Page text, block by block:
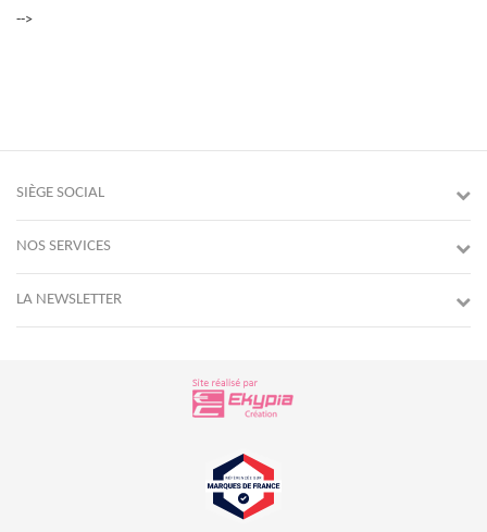
-->
SIÈGE SOCIAL
NOS SERVICES
LA NEWSLETTER